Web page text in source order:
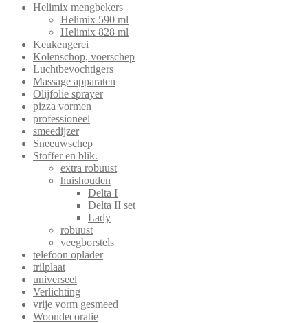
Helimix mengbekers
Helimix 590 ml
Helimix 828 ml
Keukengerei
Kolenschop, voerschep
Luchtbevochtigers
Massage apparaten
Olijfolie sprayer
pizza vormen
professioneel
smeedijzer
Sneeuwschep
Stoffer en blik.
extra robuust
huishouden
Delta I
Delta II set
Lady
robuust
veegborstels
telefoon oplader
trilplaat
universeel
Verlichting
vrije vorm gesmeed
Woondecoratie